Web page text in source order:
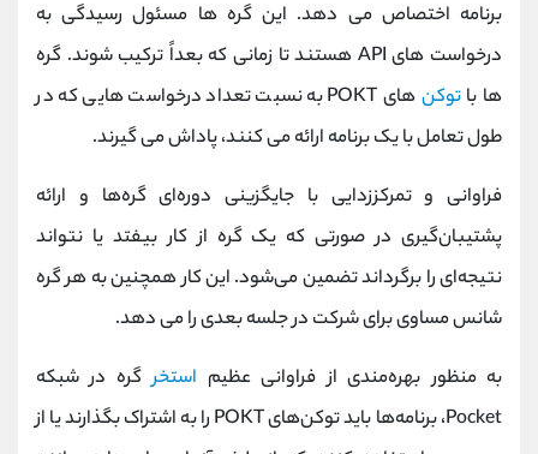
برنامه اختصاص می دهد. این گره ها مسئول رسیدگی به
درخواست های API هستند تا زمانی که بعداً ترکیب شوند. گره
ها باتوکن
های POKT به نسبت تعداد درخواست هایی که در
طول تعامل با یک برنامه ارائه می کنند، پاداش می گیرند.
فراوانی و تمرکززدایی با جایگزینی دوره‌ای گره‌ها و ارائه
پشتیبان‌گیری در صورتی که یک گره از کار بیفتد یا نتواند
نتیجه‌ای را برگرداند تضمین می‌شود. این کار همچنین به هر گره
شانس مساوی برای شرکت در جلسه بعدی را می دهد.
به منظور بهره‌مندی از فراوانی عظیم استخرگره در شبکه
Pocket، برنامه‌ها باید توکن‌های POKT را به اشتراک بگذارند یا از